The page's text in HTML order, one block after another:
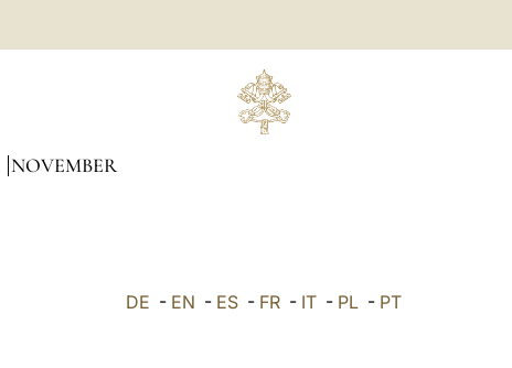
NOVEMBER
DE - EN - ES - FR - IT - PL - PT